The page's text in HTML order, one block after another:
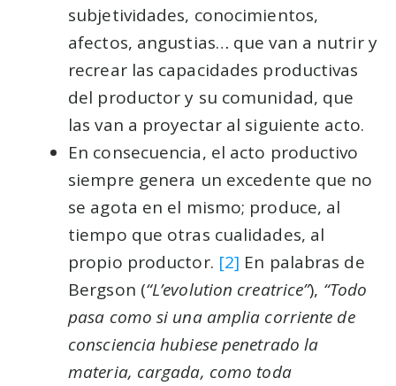
subjetividades, conocimientos,
afectos, angustias… que van a nutrir y
recrear las capacidades productivas
del productor y su comunidad, que
las van a proyectar al siguiente acto.
En consecuencia, el acto productivo
siempre genera un excedente que no
se agota en el mismo; produce, al
tiempo que otras cualidades, al
propio productor. [2] En palabras de
Bergson (“L’evolution creatrice”), “Todo
pasa como si una amplia corriente de
consciencia hubiese penetrado la
materia, cargada, como toda